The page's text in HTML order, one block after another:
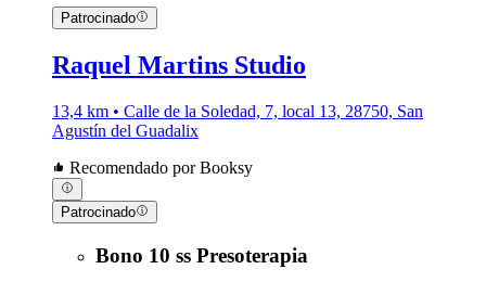
Patrocinado
Raquel Martins Studio
13,4 km • Calle de la Soledad, 7, local 13, 28750, San
Agustín del Guadalix
Recomendado por Booksy
Patrocinado
Bono 10 ss Presoterapia